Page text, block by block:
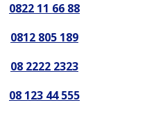
0822 11 66 88
0812 805 189
08 2222 2323
08 123 44 555